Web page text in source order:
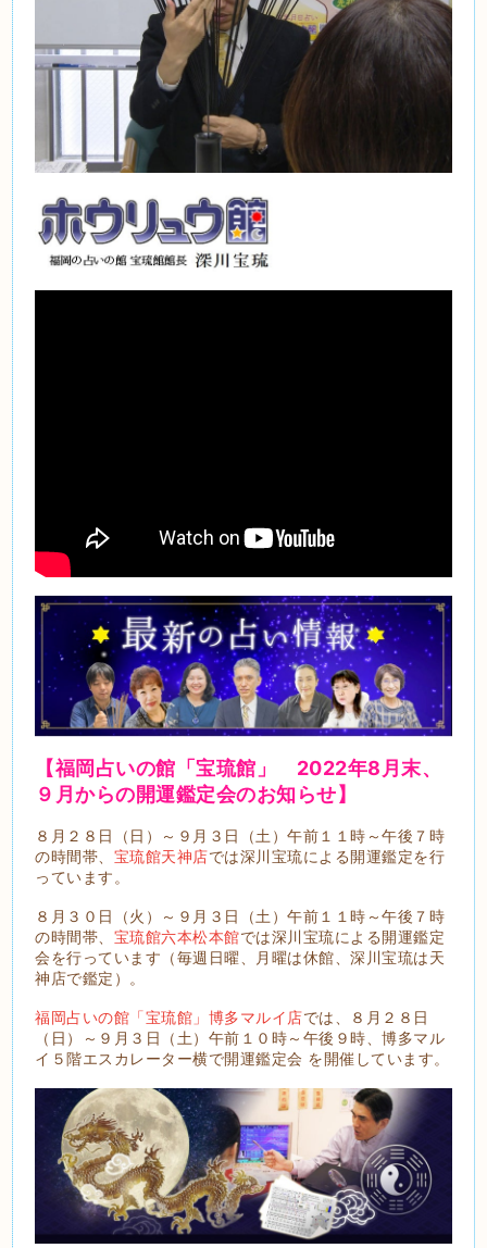
【福岡占いの館「宝琉館」 2022年8 月末、
９月からの開運鑑定会のお知らせ】
８月２８日（日）～９月３日（土）午前１１時～午後７時
の時間帯、 宝琉館天神店では深川宝琉による開運鑑定を行
っています。
８月３０日（火）～９月３日（土）午前１１時～午後７時
の時間帯、 宝琉館六本松本館では深川宝琉による開運鑑定
会を行っています（毎週日曜、月曜は休館、深川宝琉は天
神店で鑑定）。
福岡占いの館「宝琉館」博多マルイ店では、８月２８日
（日）～９月３日（土）午前１０時～午後９時、博多マル
イ５階エスカレーター横で開運鑑定会 を開催しています。